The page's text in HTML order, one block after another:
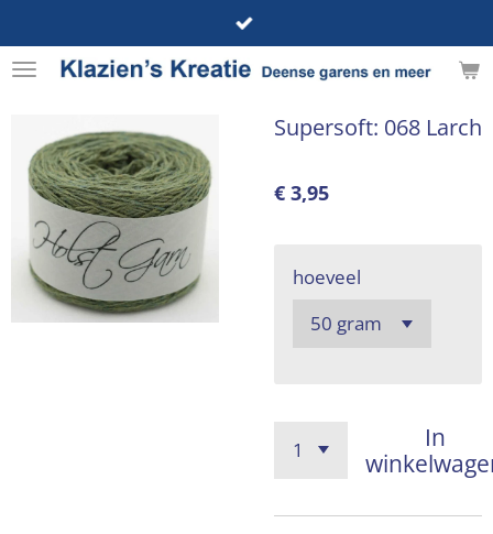
direct
naar
hoofdinhoud
Supersoft: 068 Larch
€ 3,95
hoeveel
In